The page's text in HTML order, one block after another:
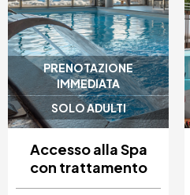
PRENOTAZIONE
IMMEDIATA
SOLO ADULTI
Accesso alla Spa
con trattamento